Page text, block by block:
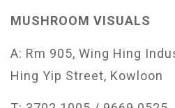
MUSHROOM VISUALS
A: Rm 905, Wing Hing
Hing Yip Street, Kowloon